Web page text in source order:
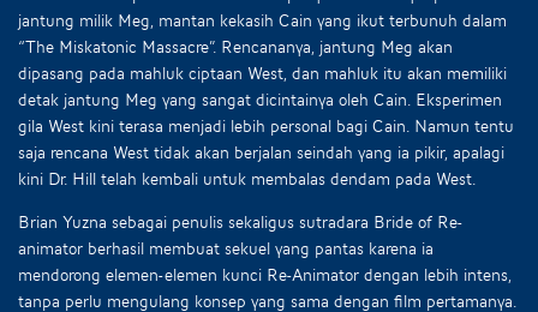
jantung milik Meg, mantan kekasih Cain yang ikut terbunuh dalam
“The Miskatonic Massacre”. Rencananya, jantung Meg akan
dipasang pada mahluk ciptaan West, dan mahluk itu akan memiliki
detak jantung Meg yang sangat dicintainya oleh Cain. Eksperimen
gila West kini terasa menjadi lebih personal bagi Cain. Namun tentu
saja rencana West tidak akan berjalan seindah yang ia pikir, apalagi
kini Dr. Hill telah kembali untuk membalas dendam pada West.
Brian Yuzna sebagai penulis sekaligus sutradara Bride of Re-
animator berhasil membuat sekuel yang pantas karena ia
mendorong elemen-elemen kunci Re-Animator dengan lebih intens,
tanpa perlu mengulang konsep yang sama dengan film pertamanya.